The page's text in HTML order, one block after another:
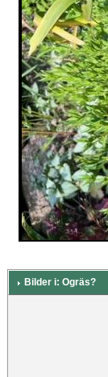
Bilder i: Ogräs?